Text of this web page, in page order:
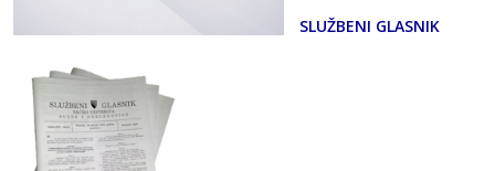
SLUŽBENI GLASNIK